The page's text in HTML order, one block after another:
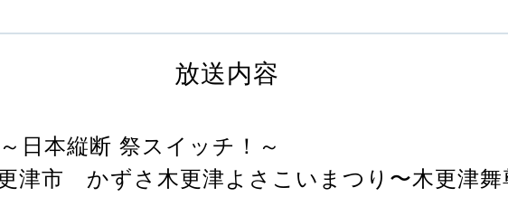
放送内容
日本縦断 祭スイッチ！～
津市 かずさ木更津よさこいまつり〜木更津舞